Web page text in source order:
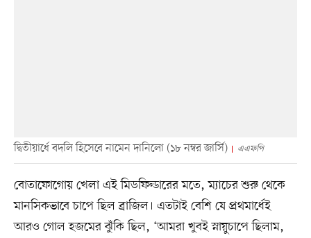
দ্বিতীয়ার্ধে বদলি হিসেবে নামেন দানিলো (১৮ নম্বর জার্সি) এএফপি
বোতাফোগোয় খেলা এই মিডফিল্ডারের মতে, ম্যাচের শুরু থেকে
মানসিকভাবে চাপে ছিল ব্রাজিল। এতটাই বেশি যে প্রথমার্ধেই
আরও গোল হজমের ঝুঁকি ছিল, ‘আমরা খুবই স্নায়ুচাপে ছিলাম,